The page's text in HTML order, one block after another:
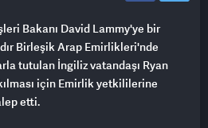
Bakanı David Lammy'ye bir
Birleşik Arap Emirlikleri'nde
tutulan İngiliz vatandaşı Ryan
için Emirlik yetkililerine
etti.